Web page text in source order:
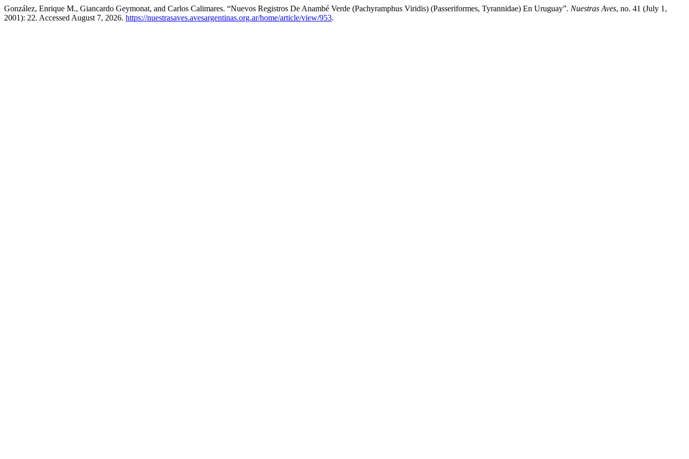
González, Enrique M., Giancardo Geymonat, and Carlos Calimares. “Nuevos Registros De Anambé Verde (Pachyramphus Viridis) (Passeriformes, Tyrannidae) En Uruguay”. Nuestras Aves, no. 41 (July 1,
2001): 22. Accessed August 7, 2026. https://nuestrasaves.avesargentinas.org.ar/home/article/view/953.